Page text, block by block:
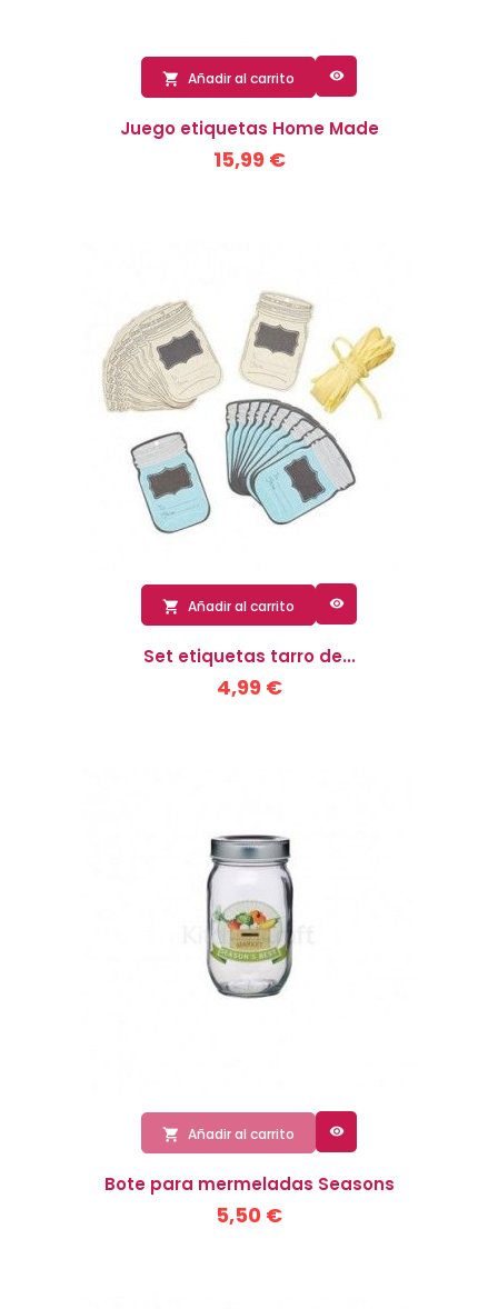
 Añadir al carrito 
Juego etiquetas Home Made
15,99 €
 Añadir al carrito 
Set etiquetas tarro de...
4,99 €
 Añadir al carrito 
Bote para mermeladas Seasons
5,50 €